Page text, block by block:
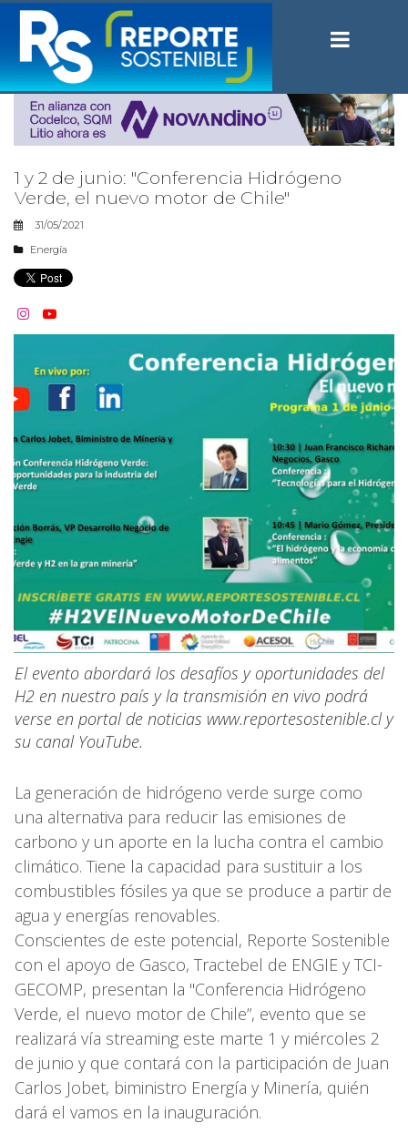
1 y 2 de junio: "Conferencia Hidrógeno
Verde, el nuevo motor de Chile"
31/05/2021
Energía
 
El evento abordará los desafíos y oportunidades del
H2 en nuestro país y la transmisión en vivo podrá
verse en portal de noticias www.reportesostenible.cl y
su canal YouTube.
La generación de hidrógeno verde surge como
una alternativa para reducir las emisiones de
carbono y un aporte en la lucha contra el cambio
climático. Tiene la capacidad para sustituir a los
combustibles fósiles ya que se produce a partir de
agua y energías renovables.
Conscientes de este potencial, Reporte Sostenible
con el apoyo de Gasco, Tractebel de ENGIE y TCI-
GECOMP, presentan la "Conferencia Hidrógeno
Verde, el nuevo motor de Chile”, evento que se
realizará vía streaming este marte 1 y miércoles 2
de junio y que contará con la participación de Juan
Carlos Jobet, biministro Energía y Minería, quién
dará el vamos en la inauguración.